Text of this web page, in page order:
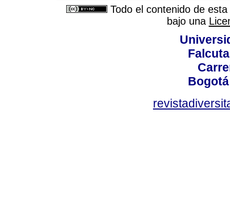
Todo el contenido de
bajo una